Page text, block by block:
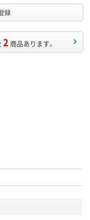
録
2 商品あります。